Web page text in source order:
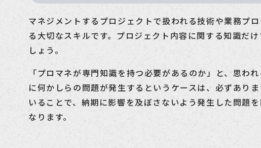
マネジメントするプロジェクトで扱われる技術や業務プ
る大切なスキルです。プロジェクト内容に関する知識だ
しょう。
「プロマネが専門知識を持つ必要があるのか」と、思わ
に何かしらの問題が発生するというケースは、必ずあり
いることで、納期に影響を及ぼさないよう発生した問題
なります。